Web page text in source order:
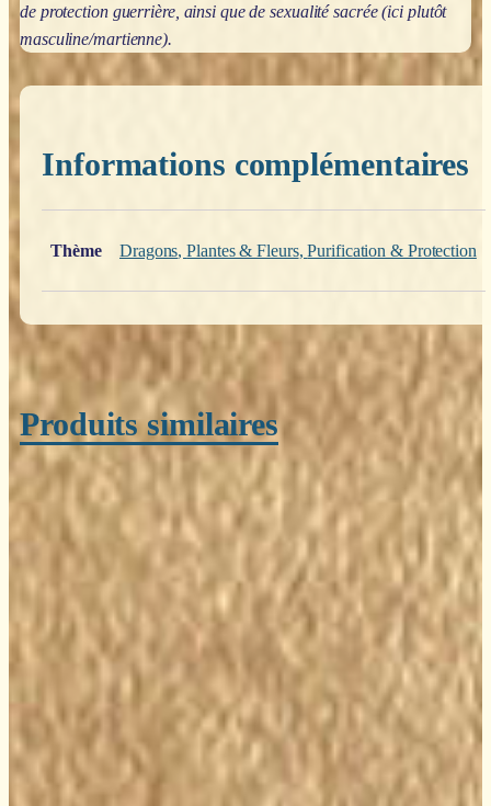
de protection guerrière, ainsi que de sexualité sacrée (ici plutôt
masculine/martienne).
Informations complémentaires
Thème
Dragons,Plantes & Fleurs,Purification & Protection
Produits similaires